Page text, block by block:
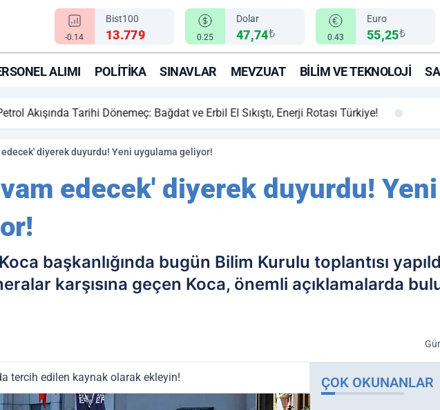
-0.14
Bist100
13.779 0.25
Dolar
47,74₺ 0.43
Euro
55,25₺
ALIMI POLITIKA SINAVLAR MEVZUAT BILIM VE TEKNOLOJI
Tarihi Dönemeç: Bağdat ve Erbil El Sıkıştı, Enerji Rotası Türkiye!
edecek' diyerek duyurdu! Yeni uygulama geliyor!
edecek' diyerek duyurdu! Yeni
başkanlığında bugün Bilim Kurulu toplantısı
karşısına geçen Koca, önemli açıklamalarda
tercih edilen kaynak olarak ekleyin! ÇOK OKUNANLAR